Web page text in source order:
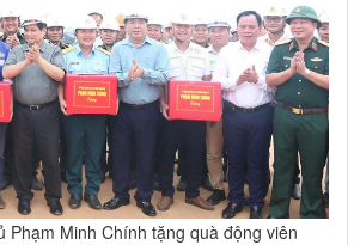
Phạm Minh Chính tặng quà động viên